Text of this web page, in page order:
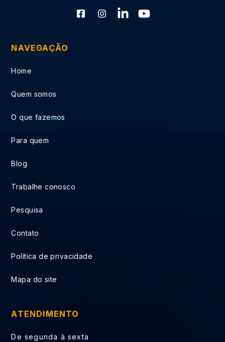
NAVEGAÇÃO
Home
Quem somos
O que fazemos
Para quem
Blog
Trabalhe conosco
Pesquisa
Contato
Política de privacidade
Mapa do site
ATENDIMENTO
De segunda à sexta